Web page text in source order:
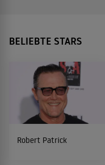
BELIEBTE STARS
Robert Patrick